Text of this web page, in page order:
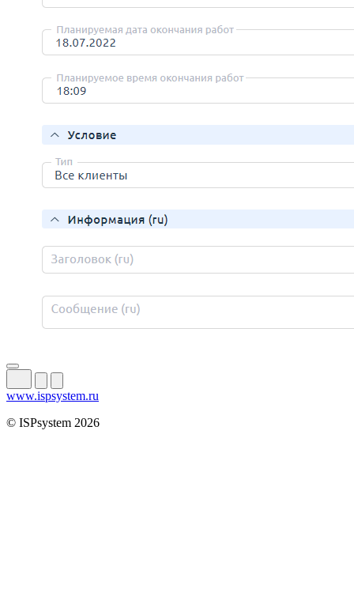
www.ispsystem.ru
© ISPsystem 2026